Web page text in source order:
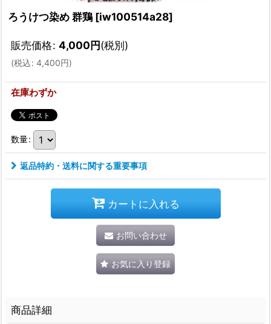
ろうけつ染め 群鶏 [iw100514a28]
販売価格: 4,000円(税別)
(税込: 4,400円)
在庫わずか
数量:
返品特約・送料に関する重要事項
カートに入れる
お問い合わせ
お気に入り登録
商品詳細